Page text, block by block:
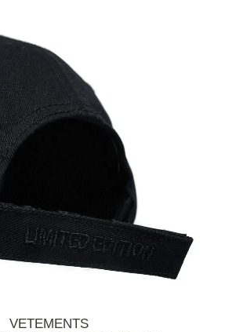
VETEMENTS